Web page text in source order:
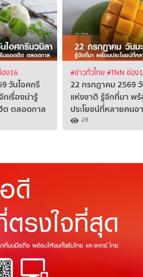
อง16
วันไอศกรี
เรื่องน่ารู้
ต ตลอดกาล
#ข่าวทั่วไทย#TNN ช่อง
22 กรกฎาคม 2569
แห่งชาติ รู้จักที่มา พ
ประโยชน์ที่หลายคนอ
28